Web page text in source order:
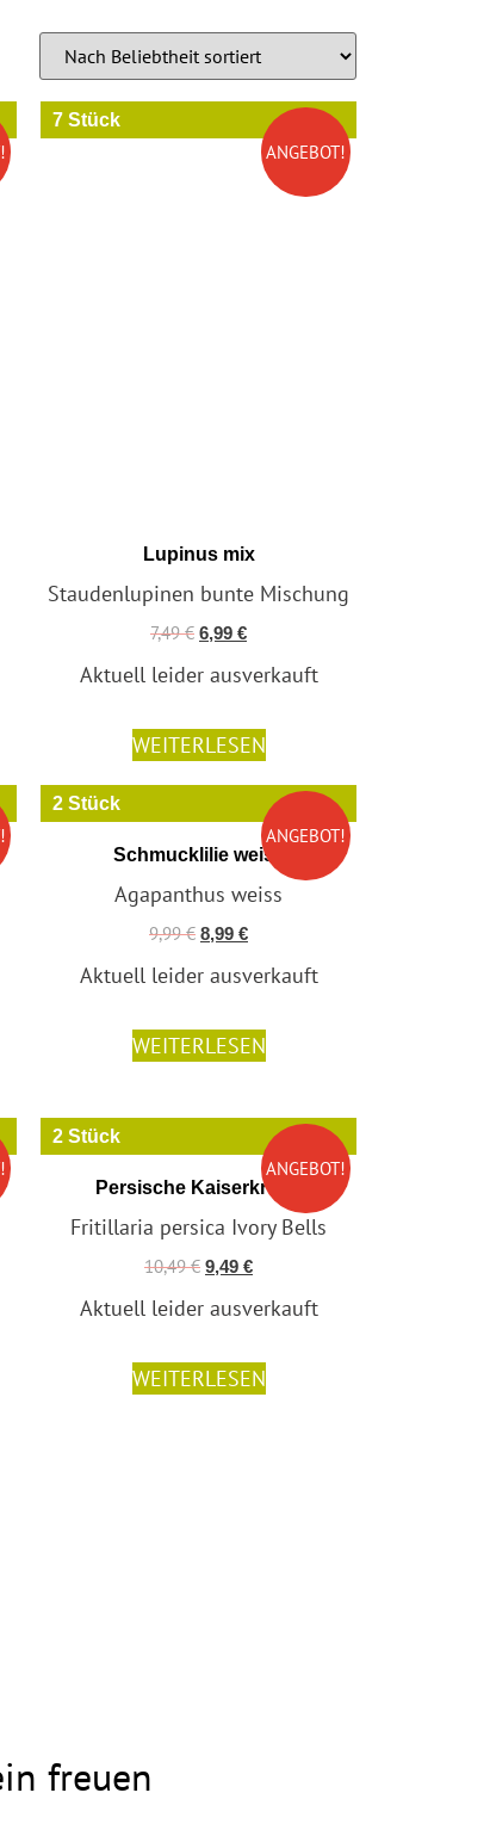
7 Stück
ANGEBOT!
Lupinus mix
Staudenlupinen bunte Mischung
7,49€ 6,99 €
Aktuell leider ausverkauft
WEITERLESEN
2 Stück
ANGEBOT!
Schmucklilie weiss
Agapanthus weiss
9,99€ 8,99 €
Aktuell leider ausverkauft
WEITERLESEN
2 Stück
ANGEBOT!
Persische Kaiserkrone
Fritillaria persica Ivory Bells
10,49€ 9,49 €
Aktuell leider ausverkauft
WEITERLESEN
freuen